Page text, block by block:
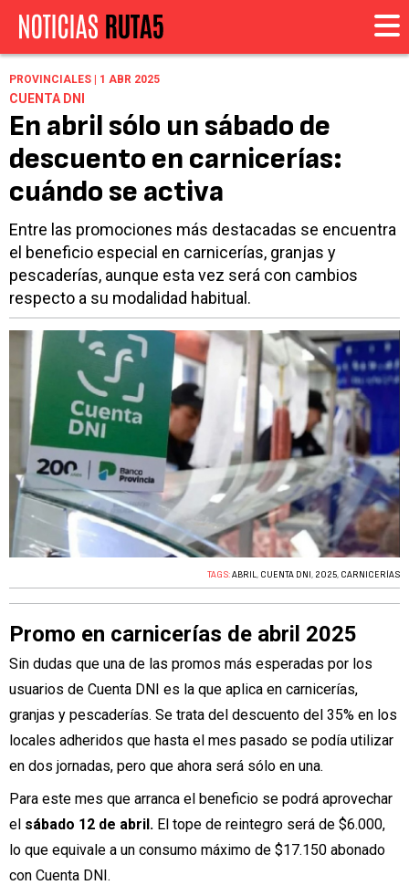
PROVINCIALES | 1 ABR 2025
CUENTA DNI
En abril sólo un sábado de
descuento en carnicerías:
cuándo se activa
Entre las promociones más destacadas se encuentra
el beneficio especial en carnicerías, granjas y
pescaderías, aunque esta vez será con cambios
respecto a su modalidad habitual.
TAGS:ABRIL, CUENTA DNI , 2025, CARNICERÍAS
Promo en carnicerías de abril 2025
Sin dudas que una de las promos más esperadas por los
usuarios de Cuenta DNI es la que aplica en carnicerías,
granjas y pescaderías. Se trata del descuento del 35% en los
locales adheridos que hasta el mes pasado se podía utilizar
en dos jornadas, pero que ahora será sólo en una.
Para este mes que arranca el beneficio se podrá aprovechar
el sábado 12 de abril. El tope de reintegro será de $6.000,
lo que equivale a un consumo máximo de $17.150 abonado
con Cuenta DNI.